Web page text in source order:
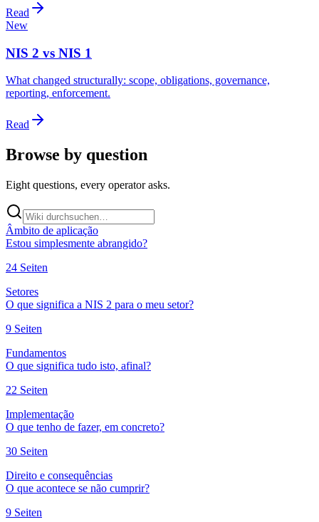
Read
New
NIS 2 vs NIS 1
What changed structurally: scope, obligations, governance,
reporting, enforcement.
Read
Browse by question
Eight questions, every operator asks.
Âmbito de aplicação
Estou simplesmente abrangido?
24 Seiten
Setores
O que significa a NIS 2 para o meu setor?
9 Seiten
Fundamentos
O que significa tudo isto, afinal?
22 Seiten
Implementação
O que tenho de fazer, em concreto?
30 Seiten
Direito e consequências
O que acontece se não cumprir?
9 Seiten